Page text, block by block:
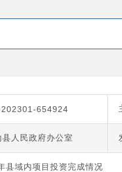
654924
人民政府办公室
县域内项目投资完成情况